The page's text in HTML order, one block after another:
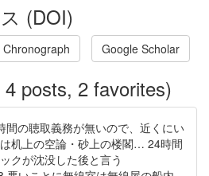
(DOI)
Chronograph Google Scholar
posts, 2 favorites)
間の聴取義務が無いので、近くにい
机上の空論・砂上の楼閣… 24時間
クが沈没した後と言う